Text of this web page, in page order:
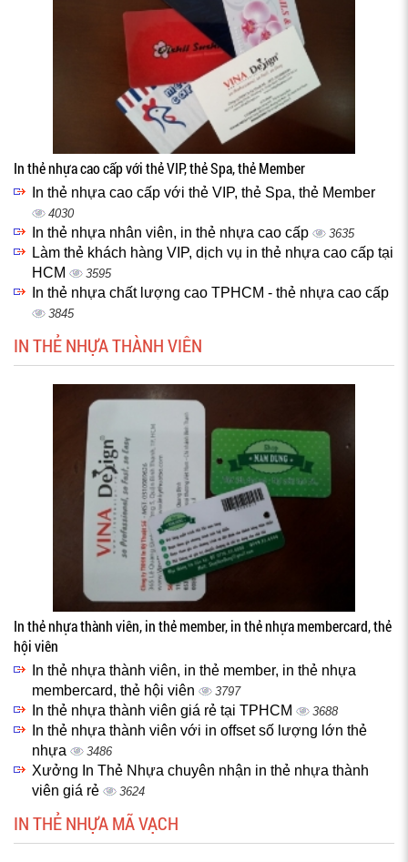
In thẻ nhựa cao cấp với thẻ VIP, thẻ Spa, thẻ Member
In thẻ nhựa cao cấp với thẻ VIP, thẻ Spa, thẻ Member
4030
In thẻ nhựa nhân viên, in thẻ nhựa cao cấp 3635
Làm thẻ khách hàng VIP, dịch vụ in thẻ nhựa cao cấp tại
HCM
3595
In thẻ nhựa chất lượng cao TPHCM - thẻ nhựa cao cấp
3845
IN THẺ NHỰA THÀNH VIÊN
In thẻ nhựa thành viên, in thẻ member, in thẻ nhựa membercard, thẻ
hội viên
In thẻ nhựa thành viên, in thẻ member, in thẻ nhựa
membercard, thẻ hội viên
3797
In thẻ nhựa thành viên giá rẻ tại TPHCM 3688
In thẻ nhựa thành viên với in offset số lượng lớn thẻ
nhựa
3486
Xưởng In Thẻ Nhựa chuyên nhận in thẻ nhựa thành
viên giá rẻ
3624
IN THẺ NHỰA MÃ VẠCH